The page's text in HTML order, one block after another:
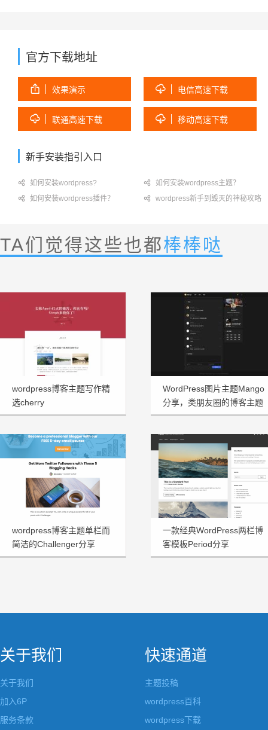
官方下载地址
 效果演示  电信高速下载
 联通高速下载  移动高速下载
新手安装指引入口
 如何安装wordpress?  如何安装wordpress主题？
 如何安装wordpress插件？  wordpress新手到毁灭的神秘攻略
TA们觉得这些也都棒棒哒
wordpress博客主题写作精
选cherry
WordPress图片主题Mango
分享，类朋友圈的博客主题
wordpress博客主题单栏而
简洁的Challenger分享
一款经典WordPress两栏博
客模板Period分享
关于我们
关于我们
加入6P
服务条款
快速通道
主题投稿
wordpress百科
wordpress下载